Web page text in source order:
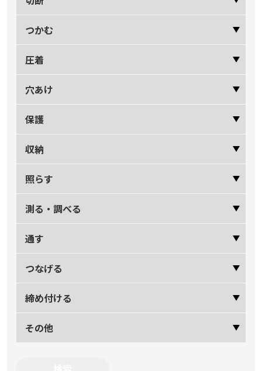
つかむ
圧着
穴あけ
保護
収納
照らす
測る・調べる
通す
つなげる
締め付ける
その他